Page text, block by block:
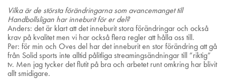
Vilka är de största förändringarna som avancemanget till
Handbollsligan har inneburit för er del?
Anders: det är klart att det inneburit stora förändringar och också
krav på kvalitet men vi har också flera regler att hålla oss till.
Per: för min och Oves del har det inneburit en stor förändring att gå
från Solid sports inte alltid pålitliga streamingsändningar till ”riktig”
tv. Men jag tycker det flutit på bra och arbetet runt omkring har blivit
allt smidigare.